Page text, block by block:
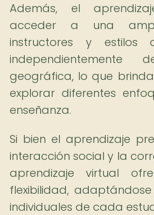
Además, el
acceder a una
instructores y estilos
geográfica, lo que
explorar diferentes
enseñanza.
Si bien el aprendizaje
interacción social y la
aprendizaje virtual
flexibilidad,
individuales de cada